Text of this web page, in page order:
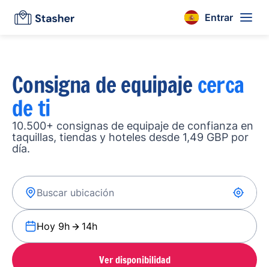
Entrar
Consigna de equipajecerca
de ti
10.500+ consignas de equipaje de confianza en
taquillas, tiendas y hoteles desde 1,49 GBP por
día.
Hoy 9h 14h
Ver disponibilidad